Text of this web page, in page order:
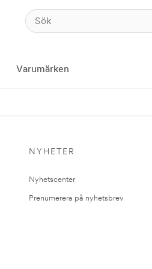
Varumärken
NYHETER
Nyhetscenter
Prenumerera på nyhetsbrev